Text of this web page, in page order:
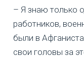
– Я знаю только
работников,
были в
свои головы за